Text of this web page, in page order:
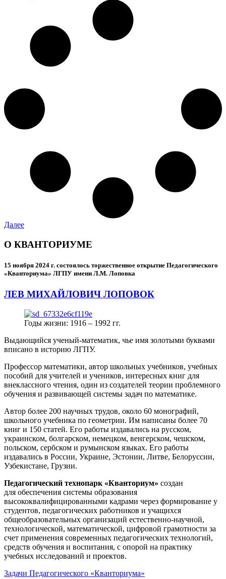
Далее
О КВАНТОРИУМЕ
15 ноября 2024 г. состоялось торжественное открытие Педагогического
«Кванториума» ЛГПУ имени Л.М. Лоповка
ЛЕВ МИХАЙЛОВИЧ ЛОПОВОК
Годы жизни: 1916 – 1992 гг.
Выдающийся ученый-математик, чье имя золотыми буквами
вписано в историю ЛГПУ.
Профессор математики, автор школьных учебников, учебных
пособий для учителей и учеников, интересных книг для
внеклассного чтения, один из создателей теории проблемного
обучения и развивающей системы задач по математике.
Автор более 200 научных трудов, около 60 монографий,
школьного учебника по геометрии. Им написаны более 70
книг и 150 статей. Его работы издавались на русском,
украинском, болгарском, немецком, венгерском, чешском,
польском, сербском и румынском языках. Его работы
издавались в России, Украине, Эстонии, Литве, Белоруссии,
Узбекистане, Грузии.
Педагогический технопарк «Кванториум» создан
для обеспечения системы образования
высококвалифицированными кадрами через формирование у
студентов, педагогических работников и учащихся
общеобразовательных организаций естественно-научной,
технологической, математической, цифровой грамотности за
счет применения современных педагогических технологий,
средств обучения и воспитания, с опорой на практику
учебных исследований и проектов.
Задачи Педагогического «Кванториума»